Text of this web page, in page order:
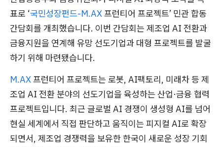
표로 ‘국민성장펀드-M.AX프런티어 프로젝트’ 민관 합동
간담회를 개최했습니다. 이번 간담회는 제조업 AI 전환과
금융지원을 연계해 유망 선도기업과 대형 프로젝트를 발굴
하기 위해 마련됐습니다.
M.AX프런티어 프로젝트는 로봇, AI팩토리, 미래차 등 제
조업 AI 전환 분야의 선도기업을 육성하는 산업·금융 협력
프로젝트입니다. 최근 글로벌 AI 경쟁이 생성형 AI를 넘어
현실 세계에서 직접 판단하고 움직이는 피지컬 AI로 확장
되면서, 제조업 경쟁력을 보유한 한국이 새로운 성장 기회